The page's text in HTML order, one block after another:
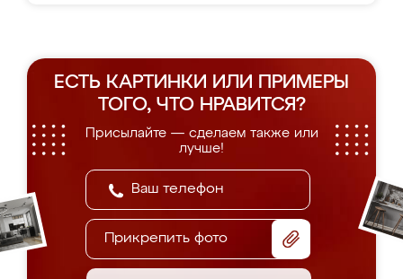
ЕСТЬ КАРТИНКИ ИЛИ ПРИМЕРЫ
ТОГО, ЧТО НРАВИТСЯ?
Присылайте — сделаем также или
лучше!
Прикрепить фото